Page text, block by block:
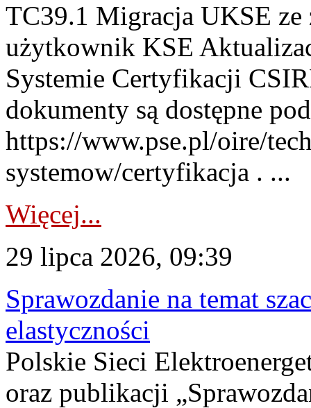
TC39.1 Migracja UKSE
użytkownik KSE
Systemie Certyfikacji
dokumenty są dostępne
https://www.pse.pl/oire/
systemow/certyfikacja . ...
Więcej...
29 lipca 2026, 09:39
Sprawozdanie na temat
elastyczności
Polskie Sieci
oraz publikacji